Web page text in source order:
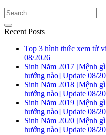
Recent Posts
Top 3 hình thức xem tử
08/2026
Sinh Năm 2017 [Mệnh
hướng nào] Update 08/
Sinh Năm 2018 [Mệnh
hướng nào] Update 08/
Sinh Năm 2019 [Mệnh
hướng nào] Update 08/
Sinh Năm 2020 [Mệnh
hướng nào] Update 08/